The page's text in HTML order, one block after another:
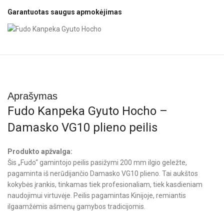
Garantuotas saugus apmokėjimas
Aprašymas
Fudo Kanpeka Gyuto Hocho –
Damasko VG10 plieno peilis
Produkto apžvalga:
Šis „Fudo“ gamintojo peilis pasižymi 200 mm ilgio geležte,
pagaminta iš nerūdijančio Damasko VG10 plieno. Tai aukštos
kokybės įrankis, tinkamas tiek profesionaliam, tiek kasdieniam
naudojimui virtuvėje. Peilis pagamintas Kinijoje, remiantis
ilgaamžėmis ašmenų gamybos tradicijomis.